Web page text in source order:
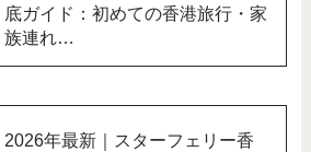
底ガイド：初めての香港旅行・家
族連れ…
2026年最新｜スターフェリー香